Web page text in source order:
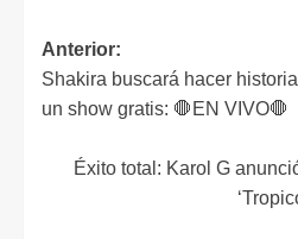
Anterior:
Shakira buscará hacer
un show gratis: 🛑EN VIVO🛑
Éxito total: Karol G